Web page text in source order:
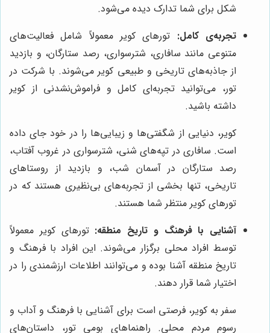
شکل برای شما تدارک دیده می‌شود.
تجربه‌ی کامل: تورهای کویر معمولاً شامل فعالیت‌های
متنوعی مانند سافاری، شترسواری، رصد ستارگان، و بازدید
از جاذبه‌های تاریخی و طبیعی کویر می‌شوند. با شرکت در
تور، می‌توانید تجربه‌ای کامل و فراموش‌نشدنی از کویر
داشته باشید.
کویر، دنیایی از شگفتی‌ها و زیبایی‌ها را در خود جای داده
است. سافاری در تپه‌های شنی، شترسواری در غروب آفتاب،
رصد ستارگان در آسمان شب، و بازدید از روستاهای
تاریخی، تنها بخشی از تجربه‌های بی‌نظیری هستند که در
تورهای کویر منتظر شما هستند.
آشنایی با فرهنگ و تاریخ منطقه: تورهای کویر معمولاً
توسط افراد محلی برگزار می‌شوند. این افراد با فرهنگ و
تاریخ منطقه آشنا بوده و می‌توانند اطلاعات ارزشمندی را در
اختیار شما قرار دهند.
سفر به کویر، فرصتی است برای آشنایی با فرهنگ و آداب و
رسوم مردم محلی. راهنماهای بومی تور، داستان‌های